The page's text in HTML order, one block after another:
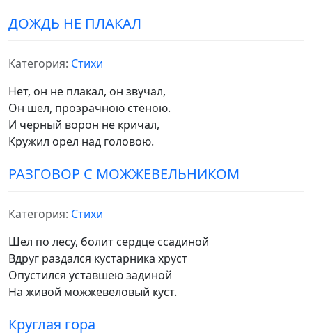
ДОЖДЬ НЕ ПЛАКАЛ
Категория: Стихи
Нет, он не плакал, он звучал,
Он шел, прозрачною стеною.
И черный ворон не кричал,
Кружил орел над головою.
РАЗГОВОР С МОЖЖЕВЕЛЬНИКОМ
Категория: Стихи
Шел по лесу, болит сердце ссадиной
Вдруг раздался кустарника хруст
Опустился уставшею задиной
На живой можжевеловый куст.
Круглая гора